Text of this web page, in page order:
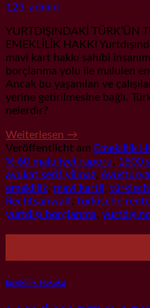
123_admin
YURTDIŞINDAKİ TÜRK’ÜN
EMEKLİLİK HAKKI
mavi kart hakkı sahibi
borçlanma yolu ile malulen
Ancak bu yaşanılan ve
yerine getirilmesine bağlı.
nelerdir?
Weiterlesen →
Veröffentlicht am Emeklilik
% 60 maluliyet raporu, 1800
avukat serif yilmaz, Avusturya
emeklilik, mavi kartli,
Rechtsanwalt, türkische rente
yurtdışı borçlanma,
Emeklilik Hukuku